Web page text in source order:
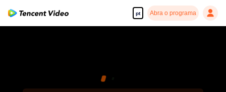
pt Abra o programa